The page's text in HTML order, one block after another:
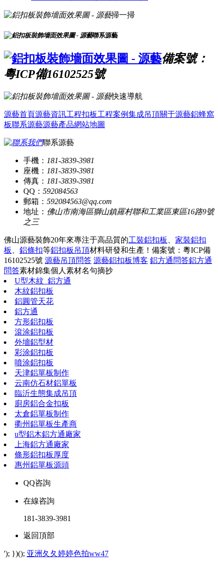
掃一掃
聯系源藝
備案號：
粵ICP備16102525號
快速導航
源藝首頁源藝資訊工程扣板工程案例集成吊頂關于源藝鋁蜂窩
板聯系源藝源藝產品網站地圖
聯系源藝
手機： 181-3839-3981
座機： 181-3839-3981
傳真： 181-3839-3981
QQ： 592084563
郵箱： 592084563@qq.com
地址： 佛山市南海區獅山鎮羅村聯和工業區東區16路9號
之三
佛山源藝裝飾20年來專注于高品質的工裝鋁扣板
家裝鋁扣
板
鋁條扣等鋁扣板吊頂材料研發和生產！ 備案號：粵ICP備
16102525號 源藝吊頂問答 源藝鋁扣板博客 鋁方通問答鋁方通
問答素材錦集個人素材名句摘抄
U型木紋_鋁方通
木紋鋁扣板
鋁圓管天花
鋁方通
方形鋁扣板
滾涂鋁扣板
外墻鋁型材
彩涂鋁扣板
噴涂鋁扣板
天津鋁單板制作
云南仿石材鋁單板
臨沂生態集成吊頂
廚房鋁合金扣板
太倉鋁單板制作
衢州鋁單板生產商
u型鋁木鋁方通廠家
上海鋁方通廠家
條形鋁扣板厚度
惠州鋁單板源頭
QQ咨詢
在線咨詢
181-3839-3981
返回頂部
'); })(); 亚洲夂夂婷婷色拍ww47